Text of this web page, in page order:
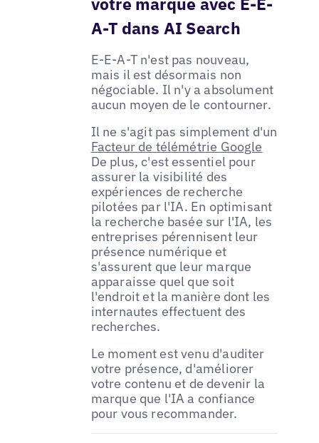
A-T dans AI Search
E-E-A-T n'est pas nouveau,
mais il est désormais non
négociable. Il n'y a absolument
aucun moyen de le contourner.
Il ne s'agit pas simplement d'un
Facteur de télémétrie Google
De plus, c'est essentiel pour
assurer la visibilité des
expériences de recherche
pilotées par l'IA. En optimisant
la recherche basée sur l'IA, les
entreprises pérennisent leur
présence numérique et
s'assurent que leur marque
apparaisse quel que soit
l'endroit et la manière dont les
internautes effectuent des
recherches.
Le moment est venu d'auditer
votre présence, d'améliorer
votre contenu et de devenir la
marque que l'IA a confiance
pour vous recommander.